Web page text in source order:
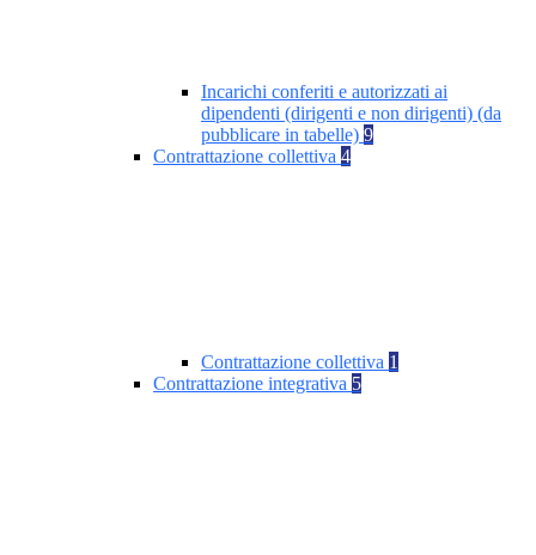
Incarichi conferiti e autorizzati ai
dipendenti (dirigenti e non dirigenti) (da
pubblicare in tabelle) 9
Contrattazione collettiva 4
Contrattazione collettiva 1
Contrattazione integrativa 5